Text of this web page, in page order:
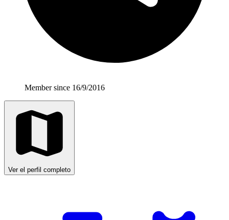
Member since 16/9/2016
Ver el perfil completo